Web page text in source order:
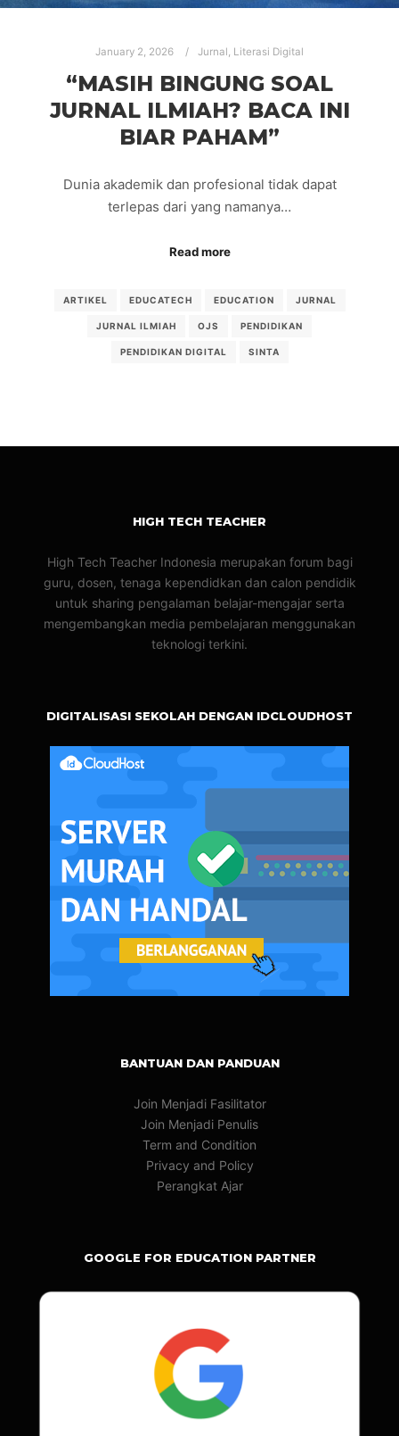
January 2, 2026 Jurnal Literasi Digital
“MASIH BINGUNG SOAL
JURNAL ILMIAH? BACA INI
BIAR PAHAM”
Dunia akademik dan profesional tidak dapat
terlepas dari yang namanya…
Read more
ARTIKEL EDUCATECH EDUCATION JURNAL
JURNAL ILMIAH OJS PENDIDIKAN
PENDIDIKAN DIGITAL SINTA
HIGH TECH TEACHER
High Tech Teacher Indonesia merupakan forum bagi
guru, dosen, tenaga kependidkan dan calon pendidik
untuk sharing pengalaman belajar-mengajar serta
mengembangkan media pembelajaran menggunakan
teknologi terkini.
DIGITALISASI SEKOLAH DENGAN IDCLOUDHOST
BANTUAN DAN PANDUAN
Join Menjadi Fasilitator
Join Menjadi Penulis
Term and Condition
Privacy and Policy
Perangkat Ajar
GOOGLE FOR EDUCATION PARTNER